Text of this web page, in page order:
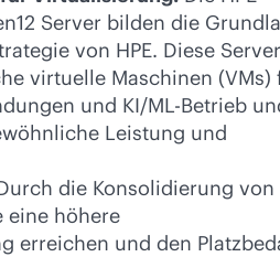
Server bilden die
von HPE. Diese Server
virtuelle Maschinen (VMs)
und KI/ML-Betrieb
Leistung und
die Konsolidierung von
eine höhere
erreichen und den